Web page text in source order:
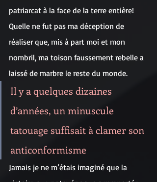
patriarcat à la face de la terre entière!
Quelle ne fut pas ma déception de
réaliser que, mis à part moi et mon
nombril, ma toison faussement rebelle a
laissé de marbre le reste du monde.
Il y a quelques dizaines
d’années, un minuscule
tatouage suffisait à clamer son
anticonformisme
Jamais je ne m’étais imaginé que la